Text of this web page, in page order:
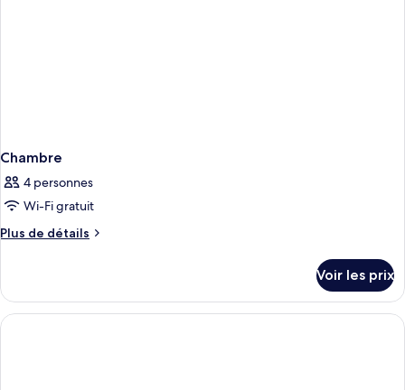
Chambre
4 personnes
Wi-Fi gratuit
Plus de détails
Plus
le
type
de
Voir les prix